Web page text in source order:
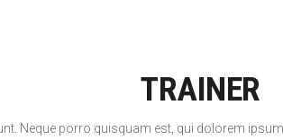
TRAINER
Neque porro quisquam est, qui dolorem